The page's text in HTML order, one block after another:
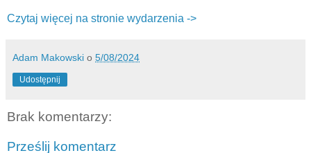
Czytaj więcej na stronie wydarzenia ->
Adam Makowski o 5/08/2024
Udostępnij
Brak komentarzy:
Prześlij komentarz